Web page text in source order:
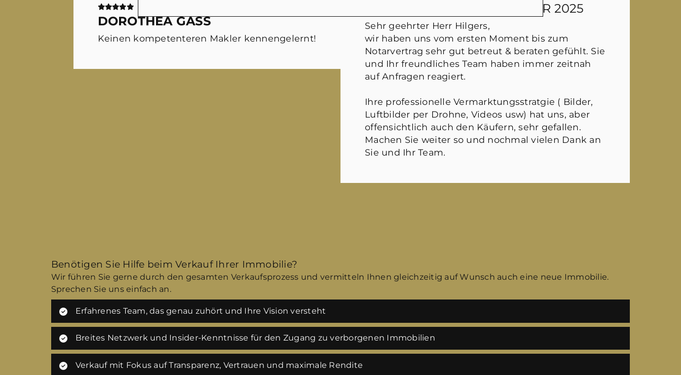
DOROTHEA GASS
Keinen kompetenteren Makler kennengelernt!
- 26. JANUAR 2025
Sehr geehrter Herr Hilgers,
wir haben uns vom ersten Moment bis zum
Notarvertrag sehr gut betreut & beraten gefühlt. Sie
und Ihr freundliches Team haben immer zeitnah
auf Anfragen reagiert.
Ihre professionelle Vermarktungsstratgie ( Bilder,
Luftbilder per Drohne, Videos usw) hat uns, aber
offensichtlich auch den Käufern, sehr gefallen.
Machen Sie weiter so und nochmal vielen Dank an
Sie und Ihr Team.
Benötigen Sie Hilfe beim Verkauf Ihrer Immobilie?
Wir führen Sie gerne durch den gesamten Verkaufsprozess und vermitteln Ihnen gleichzeitig auf Wunsch auch eine neue Immobilie.
Sprechen Sie uns einfach an.
Erfahrenes Team, das genau zuhört und Ihre Vision versteht
Breites Netzwerk und Insider-Kenntnisse für den Zugang zu verborgenen Immobilien
Verkauf mit Fokus auf Transparenz, Vertrauen und maximale Rendite